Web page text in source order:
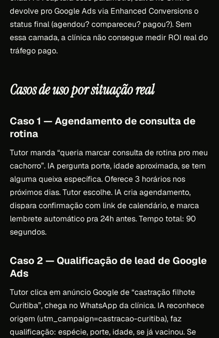
devolve pro Google Ads via Enhanced Conversions o
status final (agendou? compareceu? pagou?). Sem
essa camada, a clínica não consegue medir ROI real do
tráfego pago.
Casos de uso por situação real
Caso 1 — Agendamento de consulta de
rotina
Tutor manda “queria marcar consulta de rotina pro meu
cachorro”. IA pergunta porte, idade aproximada, se tem
alguma queixa específica. Oferece 3 horários nos
próximos dias. Tutor escolhe. IA cria agendamento,
dispara confirmação com link de calendário, e marca
lembrete automático pra 24h antes. Tempo total: 90
segundos.
Caso 2 — Qualificação de lead de Google
Ads
Tutor clica em anúncio Google de “castração filhote
Curitiba”, chega no WhatsApp da clínica. IA reconhece
origem (utm_campaign=castracao-curitiba), faz
qualificação: espécie, porte, idade, se já vacinou. Se